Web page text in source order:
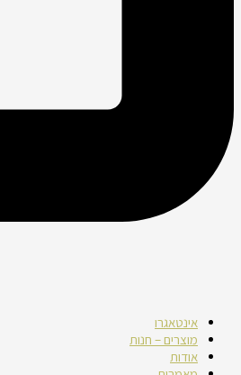
אינטאגרו
מוצרים – חנות
אודות